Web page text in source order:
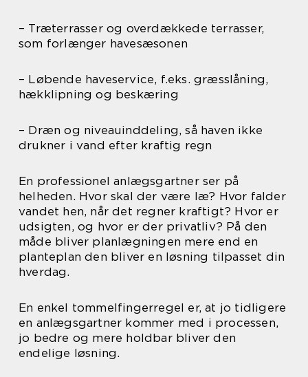
– Træterrasser og overdækkede terrasser,
som forlænger havesæsonen
– Løbende haveservice, f.eks. græsslåning,
hækklipning og beskæring
– Dræn og niveauinddeling, så haven ikke
drukner i vand efter kraftig regn
En professionel anlægsgartner ser på
helheden. Hvor skal der være læ? Hvor falder
vandet hen, når det regner kraftigt? Hvor er
udsigten, og hvor er der privatliv? På den
måde bliver planlægningen mere end en
planteplan den bliver en løsning tilpasset din
hverdag.
En enkel tommelfingerregel er, at jo tidligere
en anlægsgartner kommer med i processen,
jo bedre og mere holdbar bliver den
endelige løsning.